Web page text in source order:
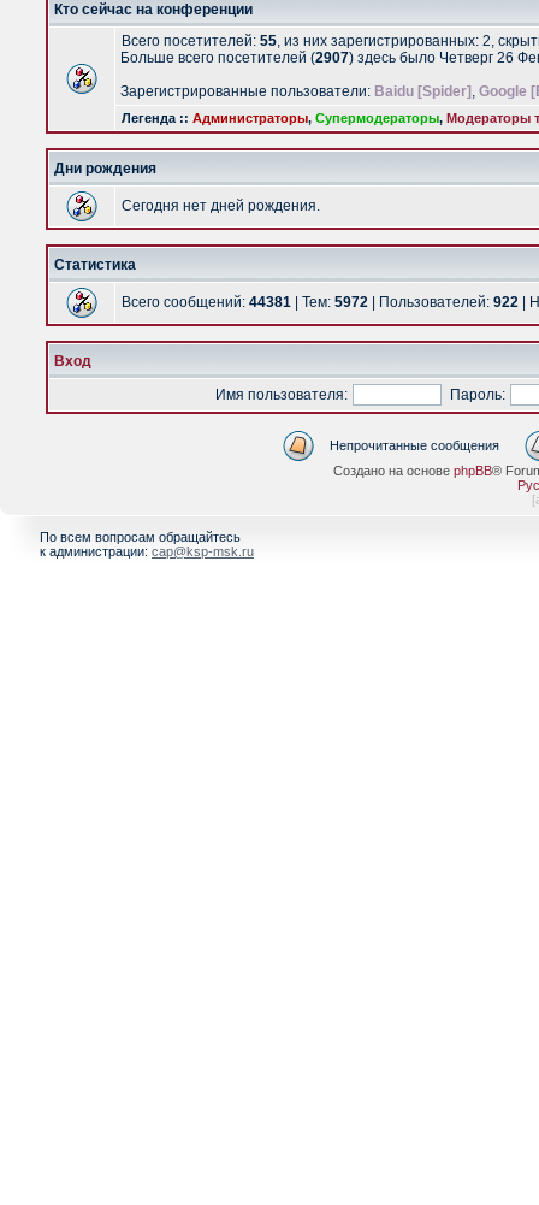
Кто сейчас на конференции
Всего посетителей: 55, из них зарегистрированных: 2,
Больше всего посетителей (2907) здесь было Четверг 26
Зарегистрированные пользователи: Baidu [Spider] , Google
Легенда :: Администраторы, Супермодераторы, Модераторы
Дни рождения
Сегодня нет дней рождения.
Статистика
Всего сообщений: 44381 | Тем: 5972 | Пользователей: 922 |
Вход
Имя пользователя:
Пароль:
Непрочитанные сообщения
Создано на основе phpBB®
[
По всем вопросам обращайтесь
к администрации: cap@ksp-msk.ru